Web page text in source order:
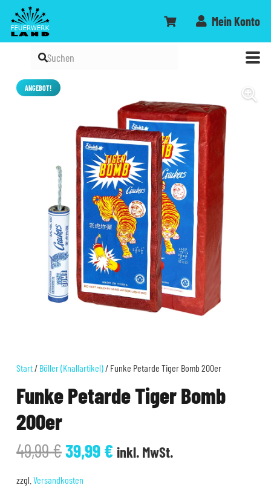
Mein Konto
ANGEBOT!
Start/ Böller (Knallartikel)/ Funke Petarde Tiger Bomb 200er
Funke Petarde Tiger Bomb
200er
49,99€Ursprünglicher
Preis
war:
39,99€Aktueller
inkl. MwSt.
zzgl. Versandkosten